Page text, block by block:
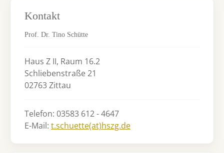
Kontakt
Prof. Dr. Tino Schütte
Haus Z II, Raum 16.2
Schliebenstraße 21
02763 Zittau
Telefon: 03583 612 - 4647
E-Mail: t.schuette(at)hszg.de